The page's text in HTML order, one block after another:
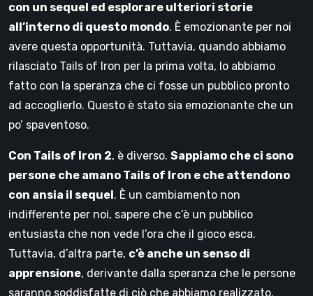
con un sequel ed esplorare ulteriori storie
all’interno di questo mondo. È emozionante per noi
avere questa opportunità. Tuttavia, quando abbiamo
rilasciato Tails of Iron per la prima volta, lo abbiamo
fatto con la speranza che ci fosse un pubblico pronto
ad accoglierlo. Questo è stato sia emozionante che un
po’ spaventoso.
Con Tails of Iron 2, è diverso. Sappiamo che ci sono
persone che amano Tails of Iron e che attendono
con ansia il sequel . È un cambiamento non
indifferente per noi, sapere che c’è un pubblico
entusiasta che non vede l’ora che il gioco esca.
Tuttavia, d’altra parte, c’è anche un senso di
apprensione, derivante dalla speranza che le persone
saranno soddisfatte di ciò che abbiamo realizzato.